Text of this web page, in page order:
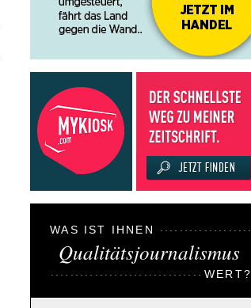
WAS IST IHNEN
Qualitätsjournalismus
WERT?